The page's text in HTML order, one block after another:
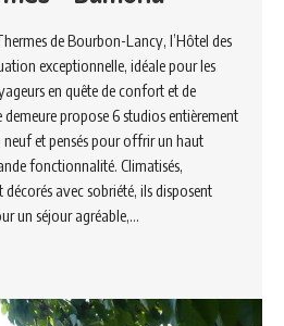
de Bourbon-Lancy, l’Hôtel des
exceptionnelle, idéale pour les
en quête de confort et de
propose 6 studios entièrement
neuf et pensés pour offrir un haut
fonctionnalité. Climatisés,
avec sobriété, ils disposent
un séjour agréable,…